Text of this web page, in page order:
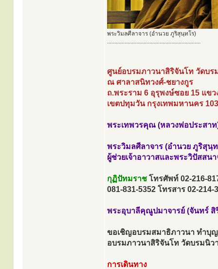
พระวิมลศีลาจาร (อำนวย ภูริสุนฺทโร)
................................................................
ศูนย์อบรมภาวนาสิริจันโท วัดบร
ณ ศาลาสนิทวงศ์-ชยางกูร
ถ.พระราม 6 อุรุพงษ์ซอย 15 แขว
เขตปทุมวัน กรุงเทพมหานคร
พระเทพวรคุณ (หลวงพ่อประสาท
พระวิมลศีลาจาร (อำนวย ภูริสุนฺ
ผู้ช่วยเจ้าอาวาสและพระวิปัสสนา
กุฏิปัทมราช โทรศัพท์ 02-216-
081-831-5352 โทรสาร 02-214-
พระอุบาลีคุณูปมาจารย์ (จันทร์ สิ
ขอเชิญอบรมสมาธิภาวนา ทำบุ
อบรมภาวนาสิริจันโท วัดบรมนิว
การเดินทาง